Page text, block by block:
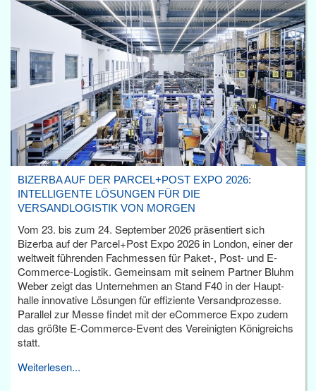
BIZERBA AUF DER PARCEL+POST EXPO 2026:
INTELLIGENTE LÖSUNGEN FÜR DIE
VERSANDLOGISTIK VON MORGEN
Vom 23. bis zum 24. September 2026 präsentiert sich
Bizerba auf der Parcel+Post Expo 2026 in London, einer der
weltweit führenden Fachmessen für Paket-, Post- und E-
Commerce-Logistik. Gemeinsam mit seinem Partner Bluhm
Weber zeigt das Unternehmen an Stand F40 in der Haupt­
halle innovative Lösungen für effiziente Versandprozesse.
Parallel zur Messe findet mit der eCommerce Expo zudem
das größte E-Commerce-Event des Vereinigten Königreichs
statt.
Weiterlesen...